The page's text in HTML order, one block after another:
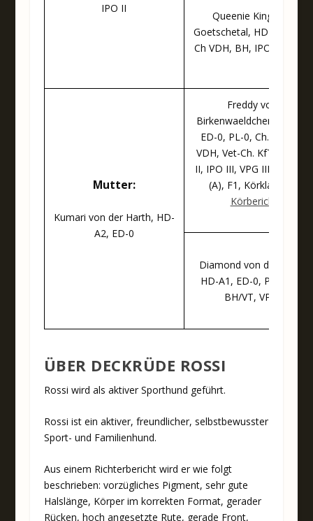
IPO II
Queenie King vom
Goetschetal, HD-A1, ED-
Ch VDH, BH, IPO III, FPr. 1
Mutter:
Kumari von der Harth, HD-
A2, ED-0
Freddy vom
Birkenwaeldchen, HD-A1,
ED-0, PL-0, Ch. KfT, Ch.
VDH, Vet-Ch. KfT, AD, FH
II, IPO III, VPG III, SCHH III
(A), F1, Körklasse Ia
Körbericht
Diamond von der Harth,
HD-A1, ED-0, PL-0, AD,
BH/VT, VPG I
ÜBER DECKRÜDE ROSSI
Rossi wird als aktiver Sporthund geführt.
Rossi ist ein aktiver, freundlicher, selbstbewusster
Sport- und Familienhund.
Aus einem Richterbericht wird er wie folgt
beschrieben: vorzügliches Pigment, sehr gute
Halslänge, Körper im korrekten Format, gerader
Rücken, hoch angesetzte Rute, gerade Front,